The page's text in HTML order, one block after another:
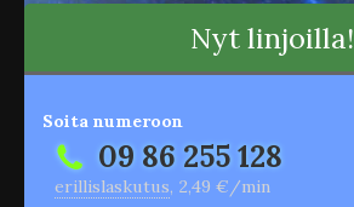
Nyt linjoilla!
Soita numeroon
09 86 255 128
erillislaskutus, 2,49 €/min